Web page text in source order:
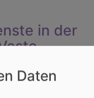
in der
Daten